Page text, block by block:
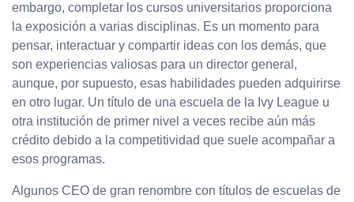
embargo, completar los cursos universitarios proporciona
la exposición a varias disciplinas. Es un momento para
pensar, interactuar y compartir ideas con los demás, que
son experiencias valiosas para un director general,
aunque, por supuesto, esas habilidades pueden adquirirse
en otro lugar. Un título de una escuela de la Ivy League u
otra institución de primer nivel a veces recibe aún más
crédito debido a la competitividad que suele acompañar a
esos programas.
Algunos CEO de gran renombre con títulos de escuelas de